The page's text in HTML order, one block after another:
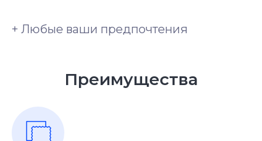
+ Любые ваши предпочтения
Преимущества